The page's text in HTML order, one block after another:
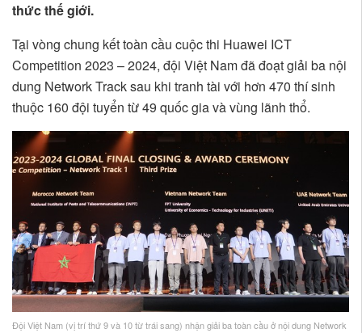
thức thế giới.
Tại vòng chung kết toàn cầu cuộc thi Huawei ICT
Competition 2023 – 2024, đội Việt Nam đã đoạt giải ba nội
dung Network Track sau khi tranh tài với hơn 470 thí sinh
thuộc 160 đội tuyển từ 49 quốc gia và vùng lãnh thổ.
Đội Việt Nam (vị trí thứ 9 và 10 từ trái sang) nhận giải ba toàn cầu ở nội dung Network